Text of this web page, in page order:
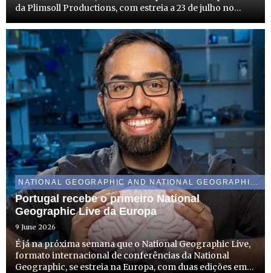
da Plimsoll Productions, com estreia a 23 de julho no
Portugal recebe o primeiro National
Geographic Live da Europa
9 June 2026
É já na próxima semana que o National Geographic Live,
formato internacional de conferências da National
Geographic, se estreia na Europa, com duas edições em